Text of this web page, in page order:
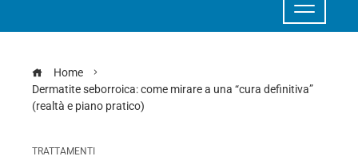
Home
Dermatite seborroica: come mirare a una “cura definitiva”
(realtà e piano pratico)
TRATTAMENTI